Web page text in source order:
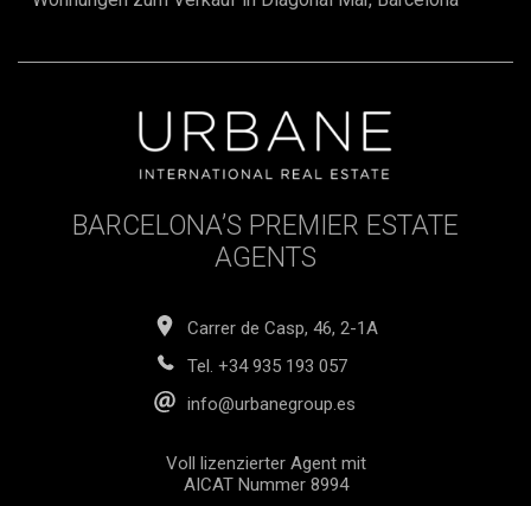
BARCELONA’S PREMIER ESTATE
AGENTS
Carrer de Casp, 46, 2-1A
Tel. +34 935 193 057
info@urbanegroup.es
Voll lizenzierter Agent mit
AICAT Nummer 8994